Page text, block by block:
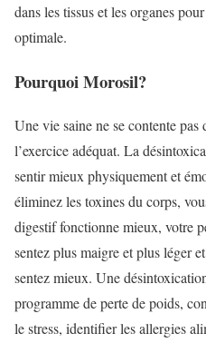
dans les tissus et les organes
optimale.
Pourquoi Morosil?
Une vie saine ne se contente
l’exercice adéquat. La
sentir mieux physiquement et
éliminez les toxines du corps,
digestif fonctionne mieux, votre
sentez plus maigre et plus léger
sentez mieux. Une
programme de perte de poids,
le stress, identifier les allergies